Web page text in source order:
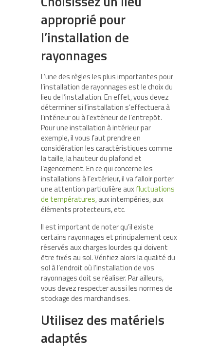
approprié pour
l’installation de
rayonnages
L’une des règles les plus importantes pour
l’installation de rayonnages est le choix du
lieu de l’installation. En effet, vous devez
déterminer si l’installation s’effectuera à
l’intérieur ou à l’extérieur de l’entrepôt.
Pour une installation à intérieur par
exemple, il vous faut prendre en
considération les caractéristiques comme
la taille, la hauteur du plafond et
l’agencement. En ce qui concerne les
installations à l’extérieur, il va falloir porter
une attention particulière auxfluctuations
de températures, aux intempéries, aux
éléments protecteurs, etc.
Il est important de noter qu’il existe
certains rayonnages et principalement ceux
réservés aux charges lourdes qui doivent
être fixés au sol. Vérifiez alors la qualité du
sol à l’endroit où l’installation de vos
rayonnages doit se réaliser. Par ailleurs,
vous devez respecter aussi les normes de
stockage des marchandises.
Utilisez des matériels
adaptés